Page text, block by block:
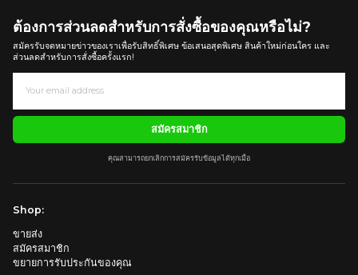
ต้องการส่วนลดสำหรับการสั่งซื้อของคุณหรือไม่?
สมัครรับจดหมายข่าวของเราเพื่อรับสิทธิ์พิเศษ ข้อเสนอสุดพิเศษ สินค้าใหม่ก่อนใคร และ
ส่วนลดสำหรับการสั่งซื้อครั้งแรก!
สมัครสมาชิก
คุณสามารถยกเลิกการสมัครรับข้อมูลได้ทุกเมื่อ
Shop:
ขายส่ง
สมัครสมาชิก
ขยายการรับประกันของคุณ